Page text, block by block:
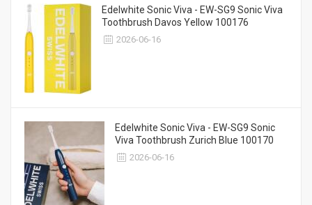
Edelwhite Sonic Viva - EW-SG9 Sonic Viva
Toothbrush Davos Yellow 100176
2026-06-16
Edelwhite Sonic Viva - EW-SG9 Sonic
Viva Toothbrush Zurich Blue 100170
2026-06-16